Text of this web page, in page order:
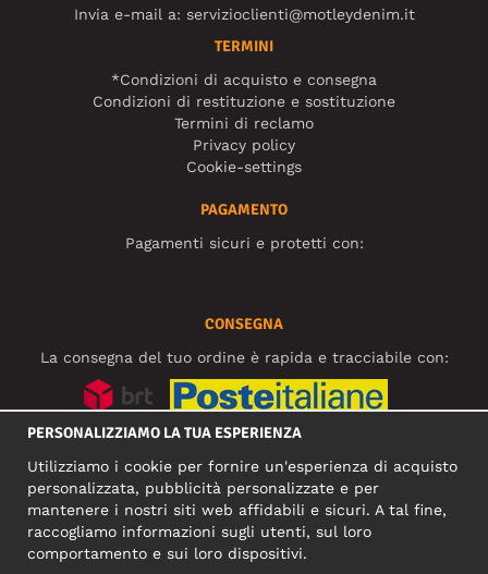
Invia e-mail a: servizioclienti@motleydenim.it
TERMINI
*Condizioni di acquisto e consegna
Condizioni di restituzione e sostituzione
Termini di reclamo
Privacy policy
Cookie-settings
PAGAMENTO
Pagamenti sicuri e protetti con:
CONSEGNA
La consegna del tuo ordine è rapida e tracciabile con:
INDIRIZZO COMMERCIALE
PERSONALIZZIAMO LA TUA ESPERIENZA
Utilizziamo i cookie per fornire un'esperienza di acquisto
personalizzata, pubblicità personalizzate e per
mantenere i nostri siti web affidabili e sicuri. A tal fine,
raccogliamo informazioni sugli utenti, sul loro
comportamento e sui loro dispositivi.